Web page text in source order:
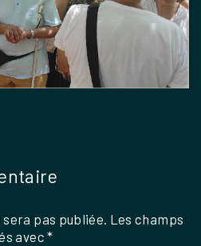
pas publiée. Les champs
avec*